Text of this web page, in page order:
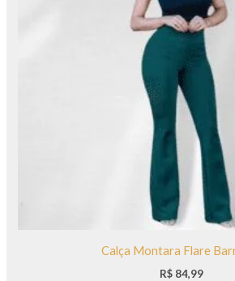
Calça Montara Flare
R$ 84,99